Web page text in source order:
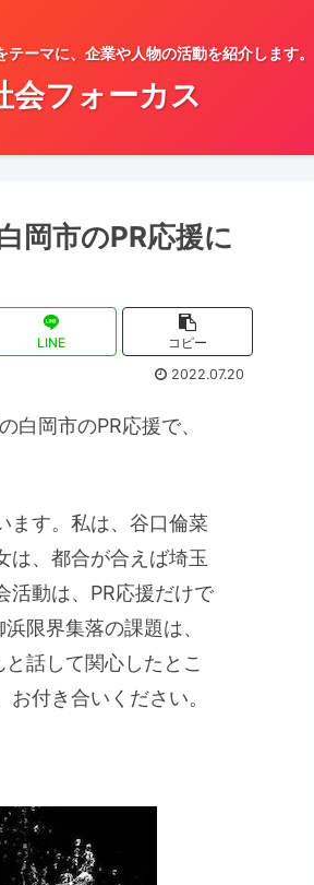
ーマに、企業や人物の活動を紹介します。
会フォーカス
岡市のPR応援に
LINE
コピー
2022.07.20
白岡市のPR応援で、
ます。私は、谷口倫菜
は、都合が合えば埼玉
活動は、PR応援だけで
限界集落の課題は、
話して関心したとこ
付き合いください。